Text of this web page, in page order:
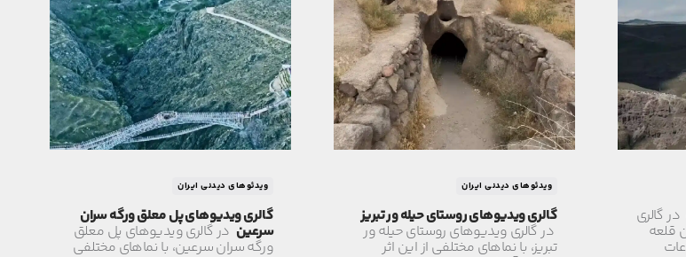
در گالری
قلعه
ویدئوهای دیدنی ایران
گالری ویدیوهای روستای حیله ور تبریز
در گالری ویدیوهای روستای حیله ور
تبریز، با نماهای مختلفی از این اثر
ویدئوهای دیدنی ایران
گالری ویدیوهای پل معلق ورگه سران
سرعین در گالری ویدیوهای پل معلق
ورگه سران سرعین، با نماهای مختلفی